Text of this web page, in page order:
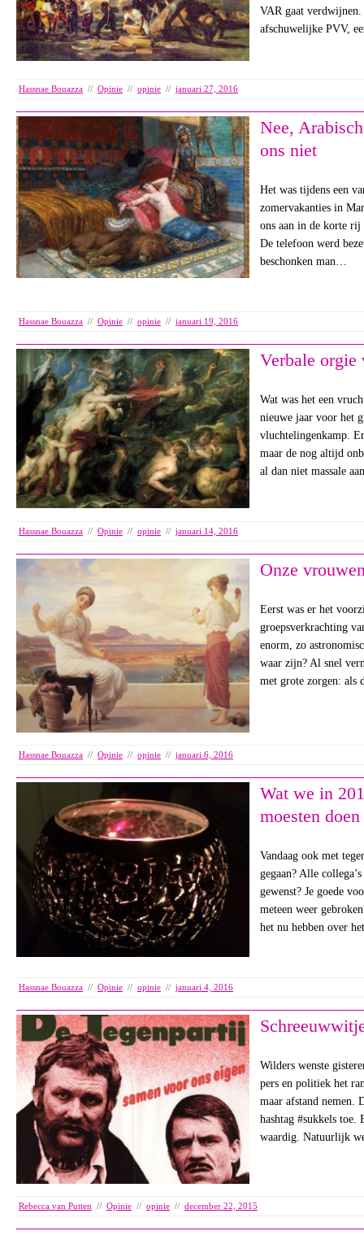
VAR gaat
afschuwelijke PVV,
Hassnae Bouazza // Opinie // opinie // januari 27, 2016
Nee,
ons niet
Het was tijdens een
zomervakanties in
ons aan in de korte rij
De telefoon werd
beschonken man…
Hassnae Bouazza // Opinie // opinie // januari 19, 2016
Verbale orgie
Wat was het een
nieuwe jaar voor het
vluchtelingenkamp.
maar de nog altijd
al dan niet massale
Hassnae Bouazza // Opinie // opinie // januari 14, 2016
Onze
Eerst was er het
groepsverkrachting
enorm, zo
waar zijn? Al snel
met grote zorgen:
Hassnae Bouazza // Opinie // opinie // januari 6, 2016
Wat we in
moesten doen
Vandaag ook met
gegaan? Alle
gewenst? Je goede
meteen weer
het nu hebben over
Hassnae Bouazza // Opinie // opinie // januari 4, 2016
Wilders wenste
pers en politiek het
maar afstand nemen.
hashtag #sukkels toe.
waardig. Natuurlijk
Rebecca van Putten // Opinie // opinie // december 22, 2015